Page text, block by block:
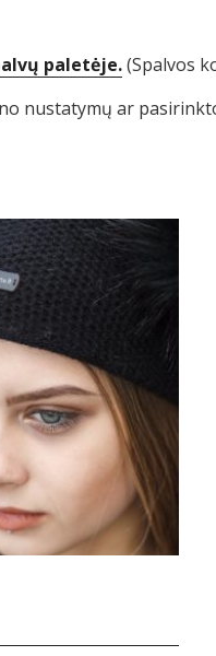
paletėje.(Spalvos
nustatymų ar